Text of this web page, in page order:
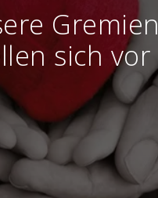
Gremien
sich vor